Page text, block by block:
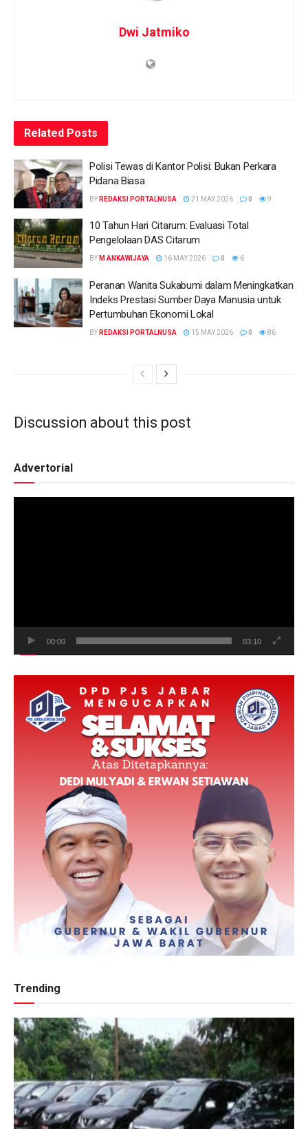
Dwi Jatmiko
Related Posts
Polisi Tewas di Kantor Polisi: Bukan Perkara
Pidana Biasa
BY REDAKSI PORTALNUSA 21 MAY 2026 0 9
10 Tahun Hari Citarum: Evaluasi Total
Pengelolaan DAS Citarum
BY M ANKAWIJAYA 16 MAY 2026 0 6
Peranan Wanita Sukabumi dalam Meningkatkan
Indeks Prestasi Sumber Daya Manusia untuk
Pertumbuhan Ekonomi Lokal
BY REDAKSI PORTALNUSA 15 MAY 2026 0 86
Discussion about this post
Advertorial
00:00 03:10
Trending